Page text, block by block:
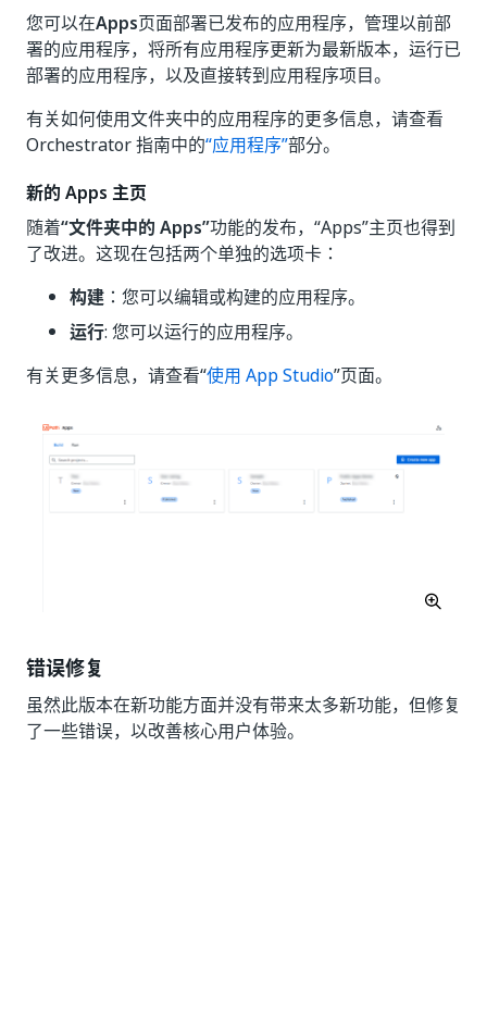
您可以在Apps页面部署已发布的应用程序，管理以前部
署的应用程序，将所有应用程序更新为最新版本，运行已
部署的应用程序，以及直接转到应用程序项目。
有关如何使用文件夹中的应用程序的更多信息，请查看
Orchestrator 指南中的“应用程序”部分。
新的 Apps 主页
随着“文件夹中的 Apps”功能的发布，“Apps”主页也得到
了改进。这现在包括两个单独的选项卡：
构建 ：您可以编辑或构建的应用程序。
运行: 您可以运行的应用程序。
有关更多信息，请查看“使用 App Studio”页面。
错误修复
虽然此版本在新功能方面并没有带来太多新功能，但修复
了一些错误，以改善核心用户体验。